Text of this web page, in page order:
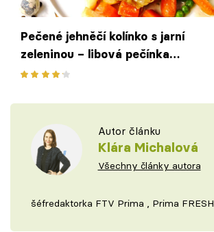
Pečené jehněčí kolínko s jarní
zeleninou – libová pečínka
ozdobí sváteční tabuli
Autor článku
Klára Michalová
Všechny články autora
šéfredaktorka FTV Prima , Prima FRESH